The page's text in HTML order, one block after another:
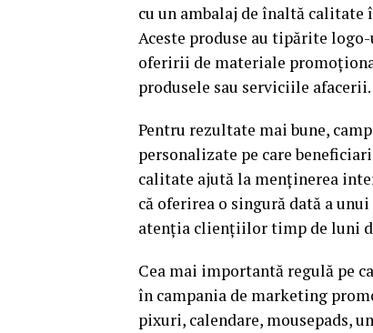
cu un ambalaj de înaltă
Aceste produse au tipărite
oferirii de materiale
produsele sau serviciile afacerii.
Pentru rezultate mai bune,
personalizate pe care
calitate ajută la menținerea
că oferirea o singură dată a
atenția cliențiilor timp de luni
Cea mai importantă regulă pe
în campania de marketing
pixuri, calendare, mousepads,